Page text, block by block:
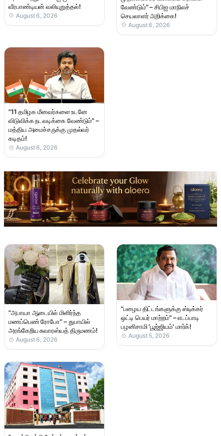
வீரபாண்டியன் வலியுறுத்தல்!
August 6, 2026
வேண்டும்" – சிபிஐ மாநிலச்
செயலாளர் அறிக்கை!
August 6, 2026
"11 தமிழக மீனவர்களை உடனே
விடுவிக்க நடவடிக்கை வேண்டும்" –
மத்திய அமைச்சருக்கு முதல்வர்
கடிதம்!
August 6, 2026
"அபாயா ஆடையில் மிளிர்ந்த
மணப்பெண் ரோபோ" – துபாயில்
அரங்கேறிய சுவாரஸ்யத் திருமணம்!
August 6, 2026
"பழைய திட்டங்களுக்கு ஸ்டிக்கர்
ஒட்டி பெயர் மாற்றம்" – எடப்பாடி
பழனிசாமி 'பூஜ்ஜியம்' மார்க்!
August 5, 2026